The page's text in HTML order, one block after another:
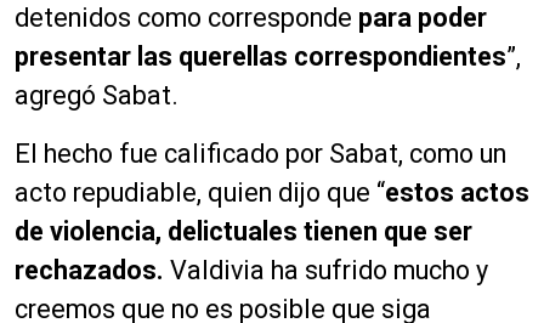
detenidos como corresponde para poder
presentar las querellas correspondientes”,
agregó Sabat.
El hecho fue calificado por Sabat, como un
acto repudiable, quien dijo que “estos actos
de violencia, delictuales tienen que ser
rechazados. Valdivia ha sufrido mucho y
creemos que no es posible que siga